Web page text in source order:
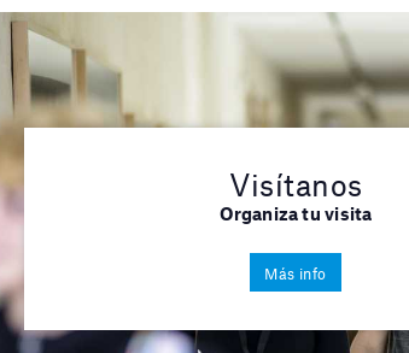
Visítanos
Organiza tu visita
Más info